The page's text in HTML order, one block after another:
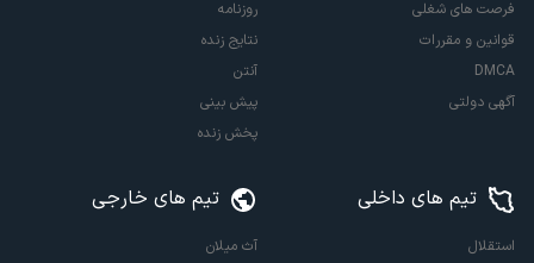
فرصت های شغلی
قوانین و مقررات
DMCA
آگهی دولتی
روزنامه
نتایج زنده
آنتن
پیش بینی
پخش زنده
تیم های داخلی
استقلال
تیم های خارجی
آث میلان